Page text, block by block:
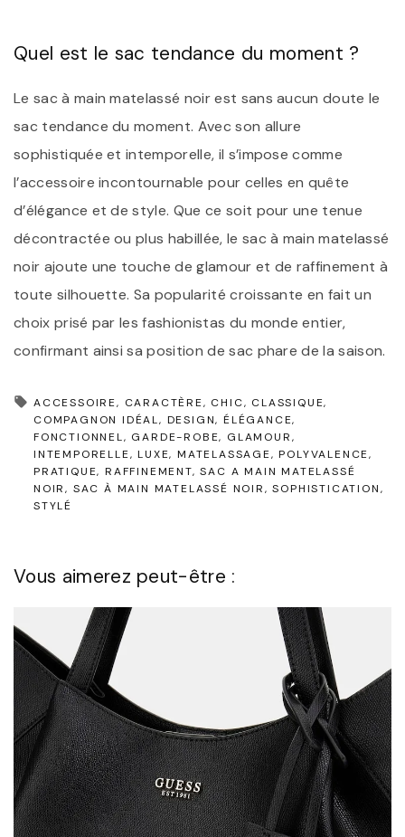
Quel est le sac tendance du moment ?
Le sac à main matelassé noir est sans aucun doute le
sac tendance du moment. Avec son allure
sophistiquée et intemporelle, il s’impose comme
l’accessoire incontournable pour celles en quête
d’élégance et de style. Que ce soit pour une tenue
décontractée ou plus habillée, le sac à main matelassé
noir ajoute une touche de glamour et de raffinement à
toute silhouette. Sa popularité croissante en fait un
choix prisé par les fashionistas du monde entier,
confirmant ainsi sa position de sac phare de la saison.
ACCESSOIRE CARACTÈRE CHIC
CLASSIQUE
COMPAGNON IDÉAL DESIGN ÉLÉGANCE
FONCTIONNEL
GARDE-ROBE GLAMOUR
INTEMPORELLE
LUXE MATELASSAGE
POLYVALENCE
PRATIQUE RAFFINEMENT SAC A MAIN MATELASSÉ
NOIR SAC À MAIN MATELASSÉ NOIR
SOPHISTICATION
STYLÉ
Vous aimerez peut-être :